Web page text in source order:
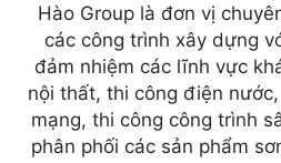
Hào Group là đơn vị
các công trình xây dựng
đảm nhiệm các lĩnh vực
nội thất, thi công điện
mạng, thi công công trình
phân phối các sản phẩm